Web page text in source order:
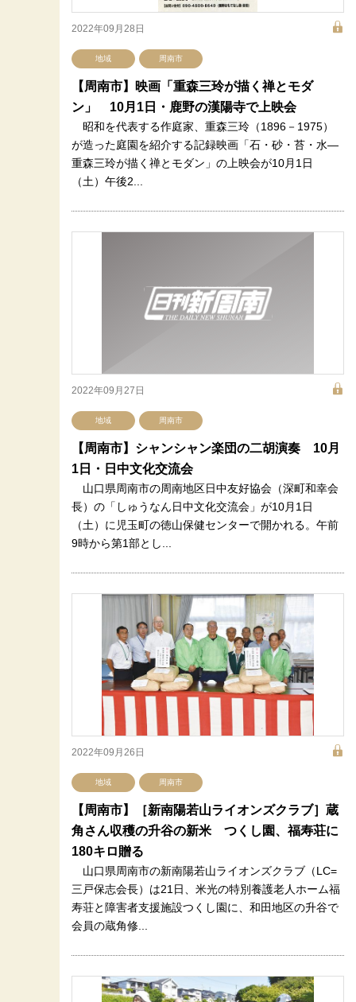
2022年09月28日
地域 周南市
【周南市】映画「重森三玲が描く禅とモダ
ン」 10月1日・鹿野の漢陽寺で上映会
昭和を代表する作庭家、重森三玲（1896－1975）
が造った庭園を紹介する記録映画「石・砂・苔・水―
重森三玲が描く禅とモダン」の上映会が10月1日
（土）午後2...
2022年09月27日
地域 周南市
【周南市】シャンシャン楽団の二胡演奏 10月
1日・日中文化交流会
山口県周南市の周南地区日中友好協会（深町和幸会
長）の「しゅうなん日中文化交流会」が10月1日
（土）に児玉町の徳山保健センターで開かれる。午前
9時から第1部とし...
2022年09月26日
地域 周南市
【周南市】［新南陽若山ライオンズクラブ］蔵
角さん収穫の升谷の新米 つくし園、福寿荘に
180キロ贈る
山口県周南市の新南陽若山ライオンズクラブ（LC=
三戸保志会長）は21日、米光の特別養護老人ホーム福
寿荘と障害者支援施設つくし園に、和田地区の升谷で
会員の蔵角修...